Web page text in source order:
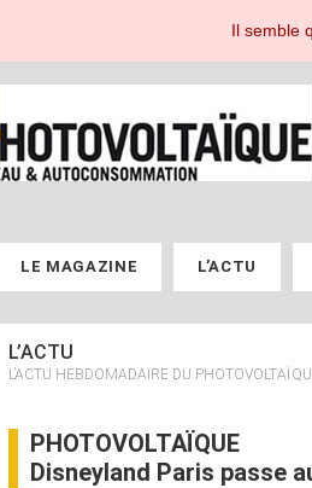
LE MAGAZINE L’ACTU
L’ACTU
L’ACTU HEBDOMADAIRE DU
PHOTOVOLTAÏQUE
Disneyland Paris passe
Il semble